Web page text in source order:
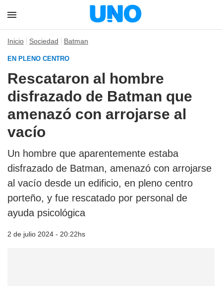
Inicio Sociedad Batman
EN PLENO CENTRO
Rescataron al hombre
disfrazado de Batman que
amenazó con arrojarse al
vacío
Un hombre que aparentemente estaba
disfrazado de Batman, amenazó con arrojarse
al vacío desde un edificio, en pleno centro
porteño, y fue rescatado por personal de
ayuda psicológica
2 de julio 2024 - 20:22hs